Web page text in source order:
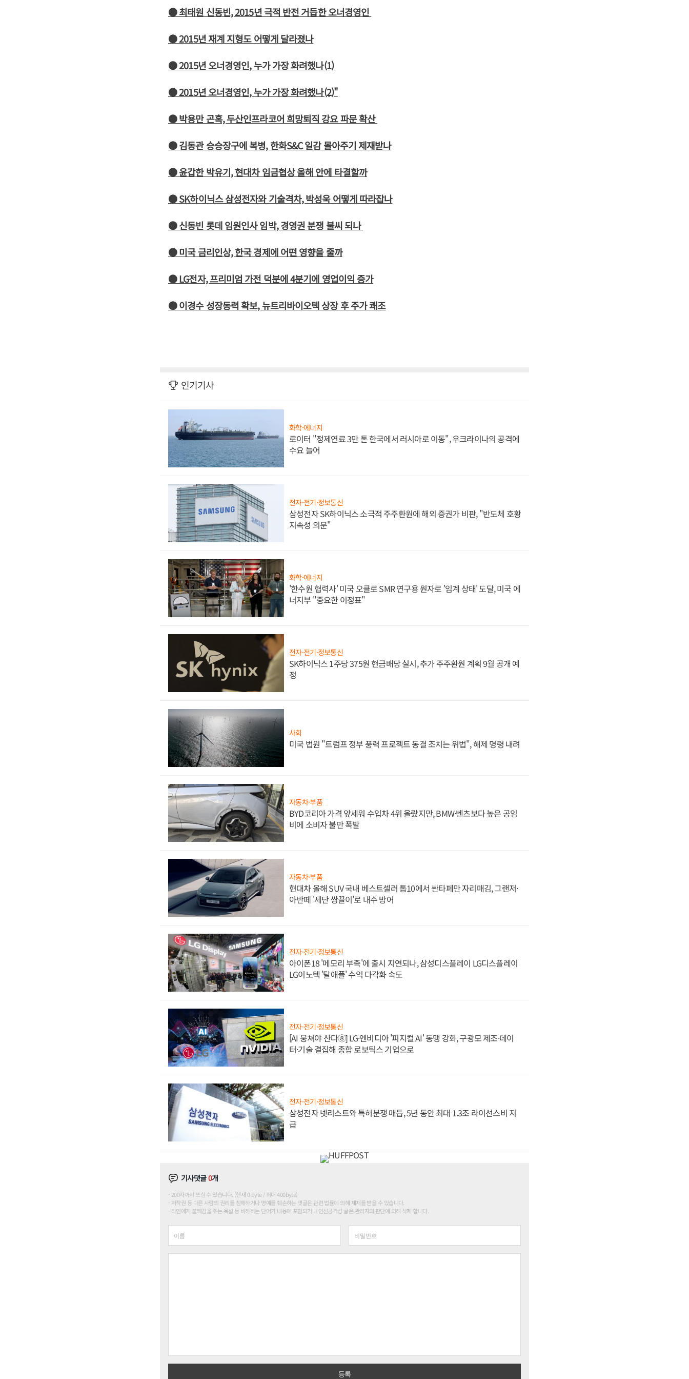
● 최태원 신동빈, 2015년 극적 반전 거듭한 오너경영인
● 2015년 재계 지형도 어떻게 달라졌나
● 2015년 오너경영인, 누가 가장 화려했나(1)
● 2015년 오너경영인, 누가 가장 화려했나(2)"
● 박용만 곤혹, 두산인프라코어 희망퇴직 강요 파문 확산
● 김동관 승승장구에 복병, 한화S&C 일감 몰아주기 제재받나
● 윤갑한 박유기, 현대차 임금협상 올해 안에 타결할까
● SK하이닉스 삼성전자와 기술격차, 박성욱 어떻게 따라잡나
● 신동빈 롯데 임원인사 임박, 경영권 분쟁 불씨 되나
● 미국 금리인상, 한국 경제에 어떤 영향을 줄까
● LG전자, 프리미엄 가전 덕분에 4분기에 영업이익 증가
● 이경수 성장동력 확보, 뉴트리바이오텍 상장 후 주가 쾌조
인기기사
화학·에너지
로이터 "정제연료 3만 톤 한국에서 러시아로 이동", 우크라이나의 공격에
수요 늘어
전자·전기·정보통신
삼성전자 SK하이닉스 소극적 주주환원에 해외 증권가 비판, "반도체 호황
지속성 의문"
화학·에너지
'한수원 협력사' 미국 오클로 SMR 연구용 원자로 '임계 상태' 도달, 미국 에
너지부 "중요한 이정표"
전자·전기·정보통신
SK하이닉스 1주당 375원 현금배당 실시, 추가 주주환원 계획 9월 공개 예
정
사회
미국 법원 "트럼프 정부 풍력 프로젝트 동결 조치는 위법", 해제 명령 내려
자동차·부품
BYD코리아 가격 앞세워 수입차 4위 올랐지만, BMW·벤츠보다 높은 공임
비에 소비자 불만 폭발
자동차·부품
현대차 올해 SUV 국내 베스트셀러 톱10에서 싼타페만 자리매김, 그랜저·
아반떼 '세단 쌍끌이'로 내수 방어
전자·전기·정보통신
아이폰18 '메모리 부족'에 출시 지연되나, 삼성디스플레이 LG디스플레이
LG이노텍 '탈애플' 수익 다각화 속도
전자·전기·정보통신
[AI 뭉쳐야 산다⑧] LG·엔비디아 '피지컬 AI' 동맹 강화, 구광모 제조·데이
터·기술 결집해 종합 로보틱스 기업으로
전자·전기·정보통신
삼성전자 넷리스트와 특허분쟁 매듭, 5년 동안 최대 1.3조 라이선스비 지
급
기사댓글0개
200자까지 쓰실 수 있습니다. (현재 0 byte / 최대 400byte)
저작권 등 다른 사람의 권리를 침해하거나 명예를 훼손하는 댓글은 관련 법률에 의해 제재를 받을 수 있습니다.
타인에게 불쾌감을 주는 욕설 등 비하하는 단어가 내용에 포함되거나 인신공격성 글은 관리자의 판단에 의해 삭제 합니다.